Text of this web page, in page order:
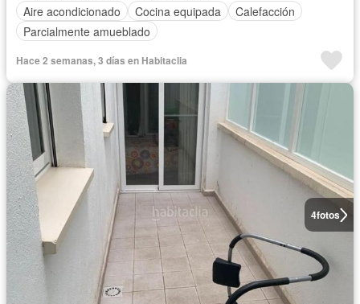
Aire acondicionado
Cocina equipada
Calefacción
Parcialmente amueblado
Hace 2 semanas, 3 días en Habitaclia
4fotos